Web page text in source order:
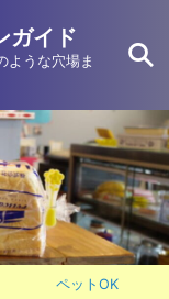
ガイド
ような穴場ま
ペットOK